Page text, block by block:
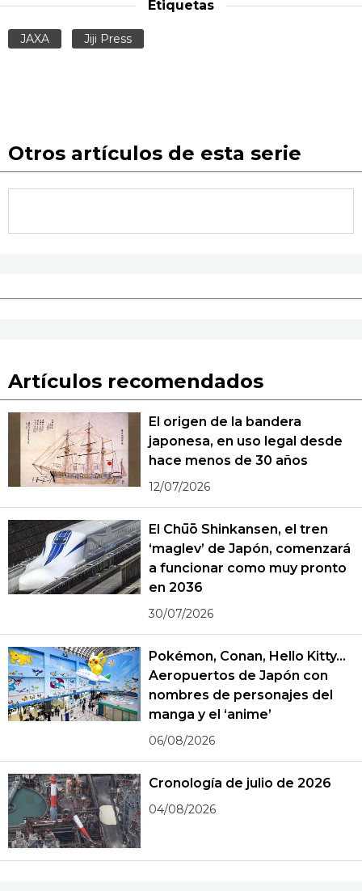
Etiquetas
JAXA Jiji Press
Otros artículos de esta serie
Artículos recomendados
El origen de la bandera
japonesa, en uso legal desde
hace menos de 30 años
12/07/2026
El Chūō Shinkansen, el tren
‘maglev’ de Japón, comenzará
a funcionar como muy pronto
en 2036
30/07/2026
Pokémon, Conan, Hello Kitty...
Aeropuertos de Japón con
nombres de personajes del
manga y el ‘anime’
06/08/2026
Cronología de julio de 2026
04/08/2026